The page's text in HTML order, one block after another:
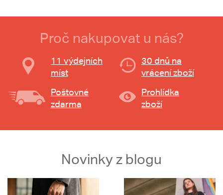
Proč nakupovat u nás?
11 výdejních
míst
30 dnů na
vrácení zboží
Poštovné
zdarma
Prohlídka
zboží
Novinky z blogu